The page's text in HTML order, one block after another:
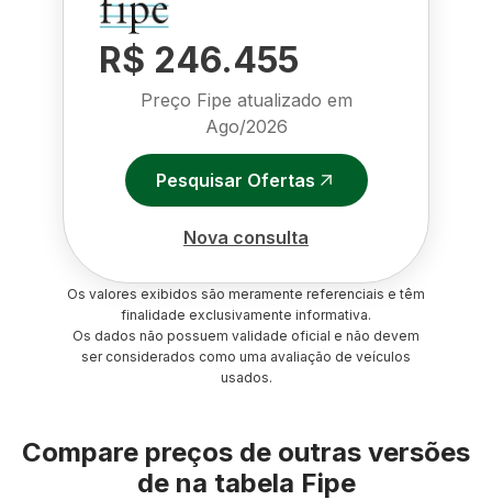
R$ 246.455
Preço Fipe atualizado em
Ago/2026
Pesquisar Ofertas
Nova consulta
Os valores exibidos são meramente referenciais e têm
finalidade exclusivamente informativa.
Os dados não possuem validade oficial e não devem
ser considerados como uma avaliação de veículos
usados.
Compare preços de outras versões
de na tabela Fipe